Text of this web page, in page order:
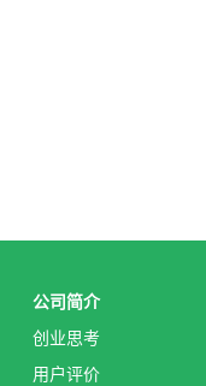
公司简介
创业思考
用户评价